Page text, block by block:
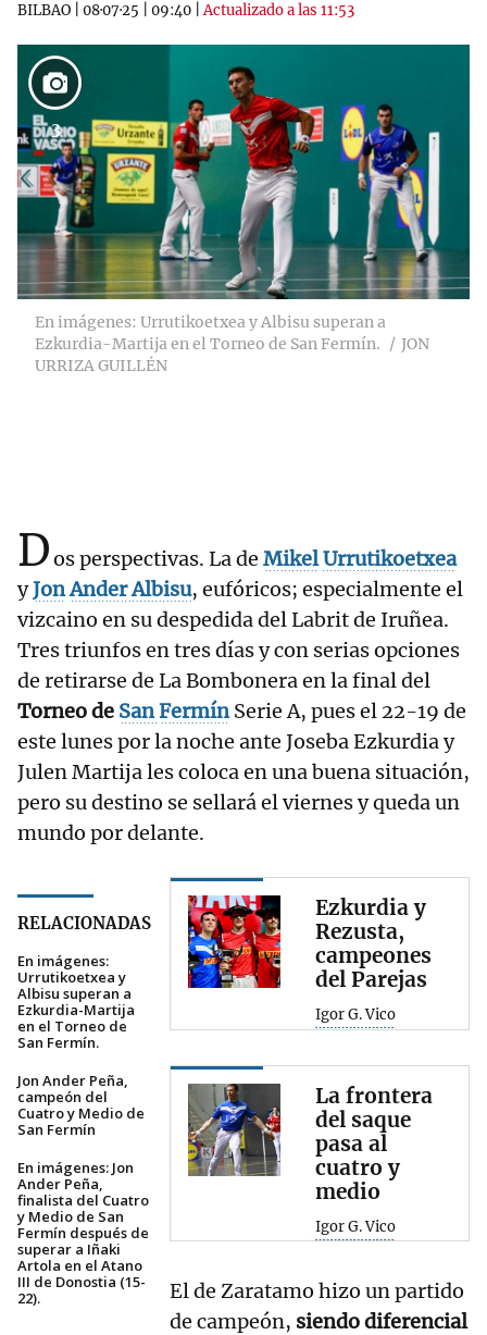
BILBAO 08·07·25 09:40 |Actualizado a las 11:53
3
En imágenes: Urrutikoetxea y Albisu superan a
Ezkurdia-Martija en el Torneo de San Fermín.
JON
URRIZA GUILLÉN
Dos perspectivas. La de MikelUrrutikoetxea
yJonAnderAlbisu, eufóricos; especialmente el
vizcaino en su despedida del Labrit de Iruñea.
Tres triunfos en tres días y con serias opciones
de retirarse de La Bombonera en la final del
Torneo de SanFermínSerie A, pues el 22-19 de
este lunes por la noche ante Joseba Ezkurdia y
Julen Martija les coloca en una buena situación,
pero su destino se sellará el viernes y queda un
mundo por delante.
RELACIONADAS
En imágenes:
Urrutikoetxea y
Albisu superan a
Ezkurdia-Martija
en el Torneo de
San Fermín.
Jon Ander Peña,
campeón del
Cuatro y Medio de
San Fermín
En imágenes: Jon
Ander Peña,
finalista del Cuatro
y Medio de San
Fermín después de
superar a Iñaki
Artola en el Atano
III de Donostia (15-
22).
Ezkurdia y
Rezusta,
campeones
del Parejas
Igor G. Vico
La frontera
del saque
pasa al
cuatro y
medio
Igor G. Vico
El de Zaratamo hizo un partido
de campeón, siendo diferencial